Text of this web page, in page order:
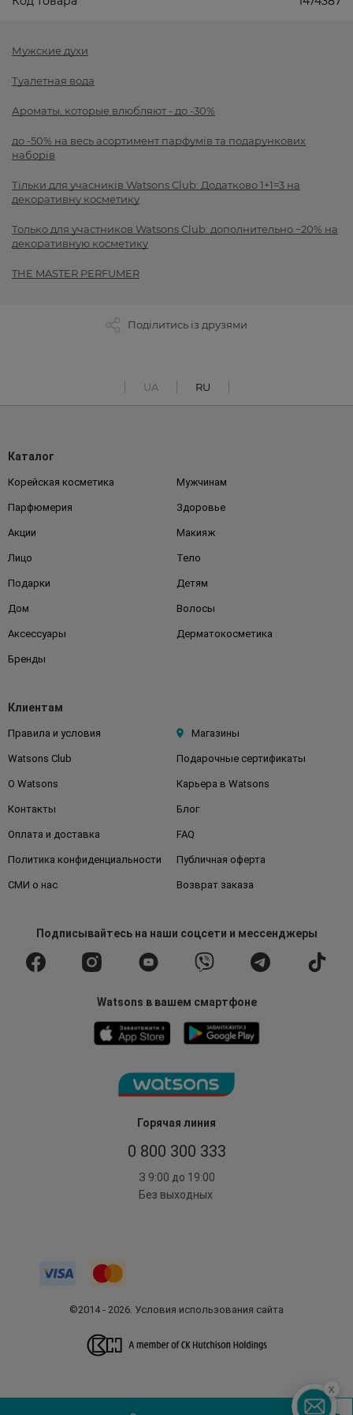
Мужские духи
Туалетная вода
Ароматы, которые влюбляют - до -30%
до -50% на весь асортимент парфумів та подарункових
наборів
Тільки для учасників Watsons Club: Додатково 1+1=3 на
декоративну косметику
Только для участников Watsons Club: дополнительно −20% на
декоративную косметику
THE MASTER PERFUMER
Поділитись із друзями
UA RU
Горячая линия
0 800 300 333
З 9:00 до 19:00
Без выходных
Каталог
Корейская косметика Мужчинам
Парфюмерия Здоровье
Акции Макияж
Лицо Тело
Подарки Детям
Дом Волосы
Аксессуары Дерматокосметика
Бренды
Клиентам
Правила и условия Магазины
Watsons Club Подарочные сертификаты
О Watsons Карьера в Watsons
Контакты Блог
Оплата и доставка FAQ
Политика конфиденциальности Публичная оферта
СМИ о нас Возврат заказа
Подписывайтесьна наши соцсети и мессенджеры
Watsons в вашем смартфоне
©2014 - 2026. Условия использования сайта
x